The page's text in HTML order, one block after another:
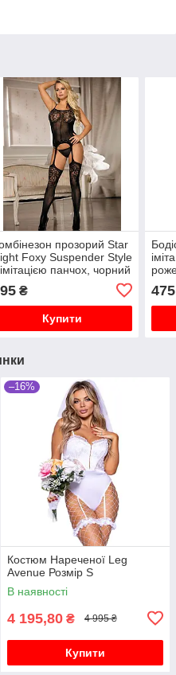
прозорий Star
Foxy Suspender Style
панчох, чорний
₴
Купити
475
–16%
Костюм Нареченої Leg
Avenue Розмір S
В наявності
4 195,80 ₴ 4 995 ₴
Купити